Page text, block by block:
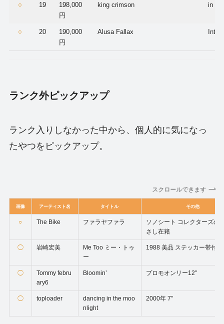
○ 19
198,000
円
king crimson in
○ 20
190,000
円
Alusa Fallax
ランク外ピックアップ
ランク入りしなかった中から、個人的に気になっ
たやつをピックアップ。
スクロールできます
画像 アーティスト名 タイトル その他
○ The Bike ファラヤファラ
ソノシート コレクターズの
さし在籍
◯ 岩崎宏美
Me Too ミー・トゥ
ー
1988 美品 ステッカー帯付
◯
Tommy febru
ary6
Bloomin’ プロモオンリー12″
◯ toploader
dancing in the moo
nlight
2000年 7”